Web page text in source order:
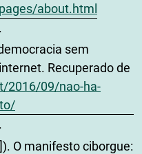
about.html
sem
Recuperado de
2016/09/nao-ha-
O manifesto ciborgue: